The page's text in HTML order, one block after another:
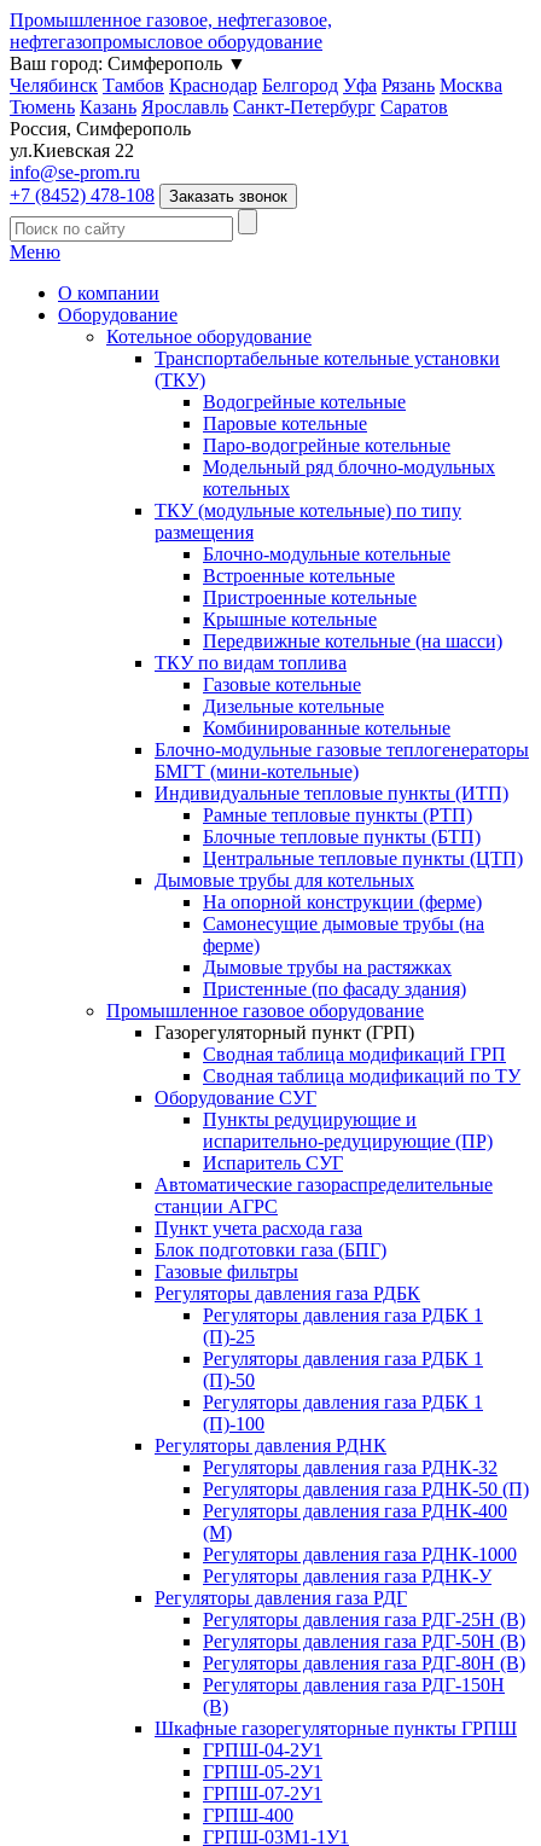
Промышленное газовое, нефтегазовое,
нефтегазопромысловое оборудование
Ваш город: Симферополь ▼
Челябинск Тамбов Краснодар Белгород Уфа Рязань Москва
Тюмень Казань Ярославль Санкт-Петербург Саратов
Россия, Симферополь
ул.Киевская 22
info@se-prom.ru
+7 (8452) 478-108
Заказать звонок
Меню
О компании
Оборудование
Котельное оборудование
Транспортабельные котельные установки
(ТКУ)
Водогрейные котельные
Паровые котельные
Паро-водогрейные котельные
Модельный ряд блочно-модульных
котельных
ТКУ (модульные котельные) по типу
размещения
Блочно-модульные котельные
Встроенные котельные
Пристроенные котельные
Крышные котельные
Передвижные котельные (на шасси)
ТКУ по видам топлива
Газовые котельные
Дизельные котельные
Комбинированные котельные
Блочно-модульные газовые теплогенераторы
БМГТ (мини-котельные)
Индивидуальные тепловые пункты (ИТП)
Рамные тепловые пункты (РТП)
Блочные тепловые пункты (БТП)
Центральные тепловые пункты (ЦТП)
Дымовые трубы для котельных
На опорной конструкции (ферме)
Самонесущие дымовые трубы (на
ферме)
Дымовые трубы на растяжках
Пристенные (по фасаду здания)
Промышленное газовое оборудование
Газорегуляторный пункт (ГРП)
Сводная таблица модификаций ГРП
Сводная таблица модификаций по ТУ
Оборудование СУГ
Пункты редуцирующие и
испарительно-редуцирующие (ПР)
Испаритель СУГ
Автоматические газораспределительные
станции АГРС
Пункт учета расхода газа
Блок подготовки газа (БПГ)
Газовые фильтры
Регуляторы давления газа РДБК
Регуляторы давления газа РДБК 1
(П)-25
Регуляторы давления газа РДБК 1
(П)-50
Регуляторы давления газа РДБК 1
(П)-100
Регуляторы давления РДНК
Регуляторы давления газа РДНК-32
Регуляторы давления газа РДНК-50 (П)
Регуляторы давления газа РДНК-400
(М)
Регуляторы давления газа РДНК-1000
Регуляторы давления газа РДНК-У
Регуляторы давления газа РДГ
Регуляторы давления газа РДГ-25Н (В)
Регуляторы давления газа РДГ-50Н (В)
Регуляторы давления газа РДГ-80Н (В)
Регуляторы давления газа РДГ-150Н
(В)
Шкафные газорегуляторные пункты ГРПШ
ГРПШ-04-2У1
ГРПШ-05-2У1
ГРПШ-07-2У1
ГРПШ-400
ГРПШ-03М1-1У1